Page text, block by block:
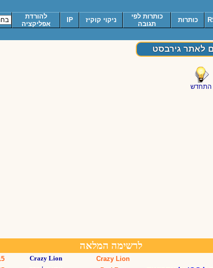
כותרות
כותרות לפי
תגובה
ניקוי קוקיז IP
להורדת
אפליקציה
לאתר גירבסט
התחדש